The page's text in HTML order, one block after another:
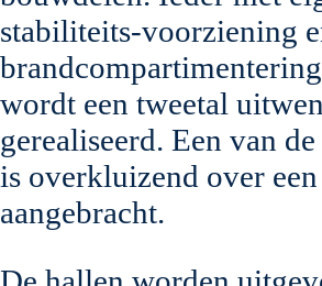
stabiliteits-voorziening
wordt een tweetal
gerealiseerd. Een van
is overkluizend over
aangebracht.